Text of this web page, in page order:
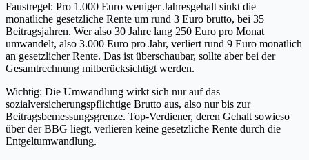
Faustregel: Pro 1.000 Euro weniger Jahresgehalt sinkt die
monatliche gesetzliche Rente um rund 3 Euro brutto, bei 35
Beitragsjahren. Wer also 30 Jahre lang 250 Euro pro Monat
umwandelt, also 3.000 Euro pro Jahr, verliert rund 9 Euro monatlich
an gesetzlicher Rente. Das ist überschaubar, sollte aber bei der
Gesamtrechnung mitberücksichtigt werden.
Wichtig: Die Umwandlung wirkt sich nur auf das
sozialversicherungspflichtige Brutto aus, also nur bis zur
Beitragsbemessungsgrenze. Top-Verdiener, deren Gehalt sowieso
über der BBG liegt, verlieren keine gesetzliche Rente durch die
Entgeltumwandlung.